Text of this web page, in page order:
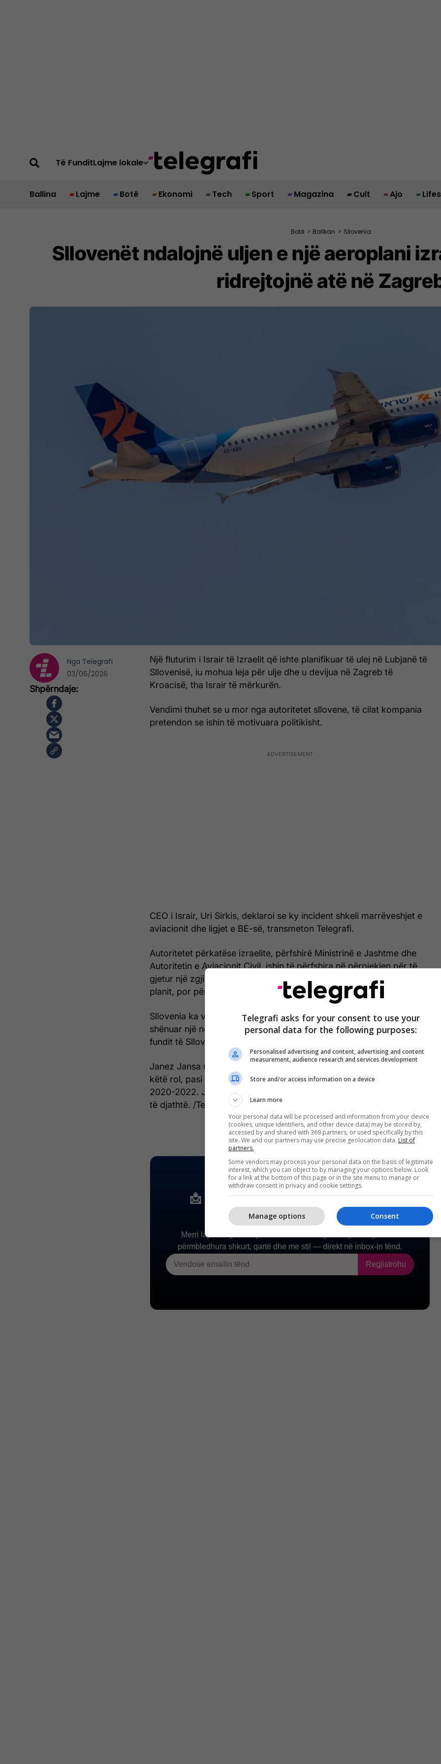
Të FunditLajme lokale
Ballina Lajme Botë Ekonomi Tech Sport Magazina Cult Ajo
Botë > Ballkan > Sllovenia
Sllovenët ndalojnë uljen e një aeroplani
ridrejtojnë atë në
Një fluturim i Israir të Izraelit që ishte planifikuar të ulej në Lubjanë të
Sllovenisë, iu mohua leja për ulje dhe u devijua në Zagreb të
Kroacisë, tha Israir të mërkurën.
Vendimi thuhet se u mor nga autoritetet sllovene, të cilat kompania
pretendon se ishin të motivuara politikisht.
CEO i Israir, Uri Sirkis, deklaroi se ky incident shkeli marrëveshjet e
aviacionit dhe ligjet e BE-së, transmeton Telegrafi.
Autoritetet përkatëse izraelite, përfshirë Ministrinë e Jashtme dhe
Autoritetin e Aviacionit Civil, ishin të përfshira në përpjekjen për të
gjetur një zgjidhje që do të lejonte që fluturimi të vazhdonte sipas
planit, por përpjekjet ishin të pasuksesshme, tha Sirkis.
Sllovenia ka votuar për një kryeministër fuqimisht pro-Izrael, duke
shënuar një ndryshim të habitshëm politik pas mosmarrëveshjeve të
fundit të Sllovenisë ndaj shtetit hebre.
Janez Jansa u rizgjodh më 22 maj. Kjo është hera e tij e katërt në
këtë rol, pasi më parë shërbeu nga 2004-2008, 2012-2013 dhe
2020-2022. Jansa kryeson Partinë Demokratike Sllovene të krahut
të djathtë. /Telegrafi/
Nga Telegrafi
03/06/2026
Telegrafi asks for your consent to use your
personal data for the following purposes:
Personalised advertising and content, advertising and content
measurement, audience research and services development
Store and/or access information on a device
Learn more
Your personal data will be processed and information from your device
(cookies, unique identifiers, and other device data) may be stored by,
accessed by and shared with 369 partners, or used specifically by this
site. We and our partners may use precise geolocation data. List of
partners.
Some vendors may process your personal data on the basis of legitimate
interest, which you can object to by managing your options below. Look
for a link at the bottom of this page or in the site menu to manage or
withdraw consent in privacy and cookie settings.
Consent
Manage options